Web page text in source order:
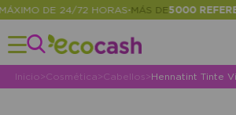
DE 24/72 HORAS•MÁS DE 5000
Inicio>Cosmética>Cabellos >Hennatint Tinte